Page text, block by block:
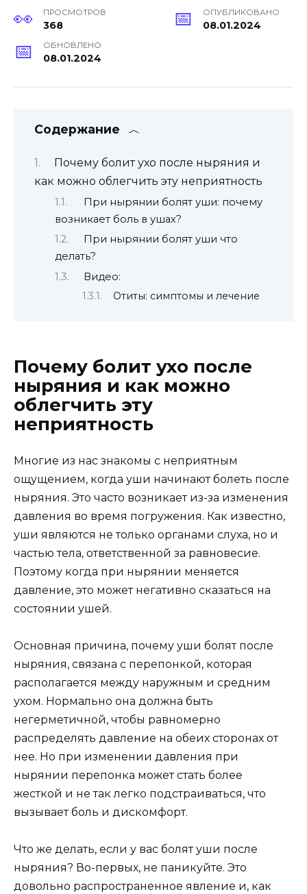
ПРОСМОТРОВ
368
ОПУБЛИКОВАНО
08.01.2024
ОБНОВЛЕНО
08.01.2024
Содержание
Почему болит ухо после ныряния и
как можно облегчить эту неприятность
При нырянии болят уши: почему
возникает боль в ушах?
При нырянии болят уши что
делать?
Видео:
Отиты: симптомы и лечение
Почему болит ухо после
ныряния и как можно
облегчить эту
неприятность
Многие из нас знакомы с неприятным
ощущением, когда уши начинают болеть после
ныряния. Это часто возникает из-за изменения
давления во время погружения. Как известно,
уши являются не только органами слуха, но и
частью тела, ответственной за равновесие.
Поэтому когда при нырянии меняется
давление, это может негативно сказаться на
состоянии ушей.
Основная причина, почему уши болят после
ныряния, связана с перепонкой, которая
располагается между наружным и средним
ухом. Нормально она должна быть
негерметичной, чтобы равномерно
распределять давление на обеих сторонах от
нее. Но при изменении давления при
нырянии перепонка может стать более
жесткой и не так легко подстраиваться, что
вызывает боль и дискомфорт.
Что же делать, если у вас болят уши после
ныряния? Во-первых, не паникуйте. Это
довольно распространенное явление и, как